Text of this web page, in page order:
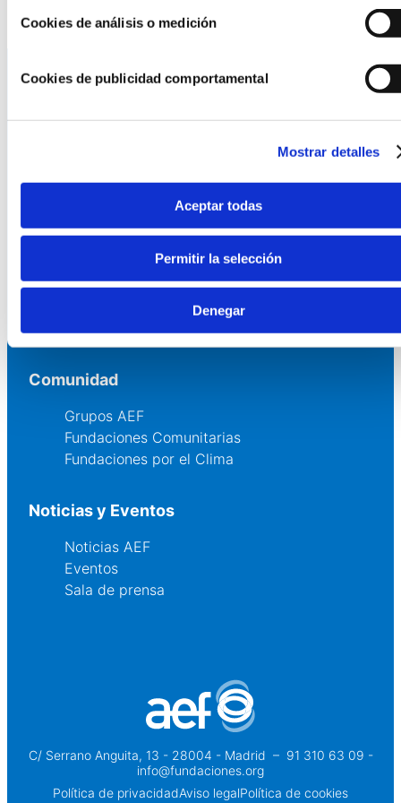
Cookies de análisis o medición
Cookies de publicidad comportamental
Mostrar detalles
Aceptar todas
Permitir la selección
Denegar
La AEF
Asesoría
Formación y eventos
Convocatoria de Fundaciones
Comunidad
Grupos AEF
Fundaciones Comunitarias
Fundaciones por el Clima
Noticias y Eventos
Noticias AEF
Eventos
Sala de prensa
C/ Serrano Anguita, 13 - 28004 - Madrid – 91 310 63 09 -
info@fundaciones.org
Política de privacidadAviso legalPolítica de cookies